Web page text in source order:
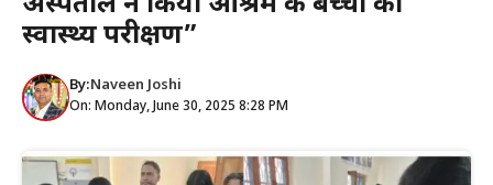
स्वास्थ्य परीक्षण”
By:Naveen Joshi
On: Monday, June 30, 2025 8:28 PM